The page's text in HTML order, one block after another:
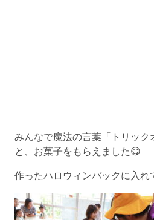
みんなで魔法の言葉「トリック
と、お菓子をもらえました😋
作ったハロウィンバックに入れ